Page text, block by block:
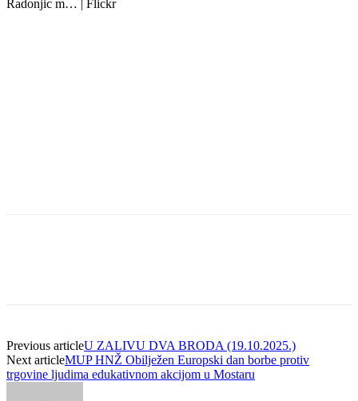
Previous articleU ZALIVU DVA BRODA (19.10.2025.)
Next articleMUP HNŽ Obilježen Europski dan borbe protiv
trgovine ljudima edukativnom akcijom u Mostaru